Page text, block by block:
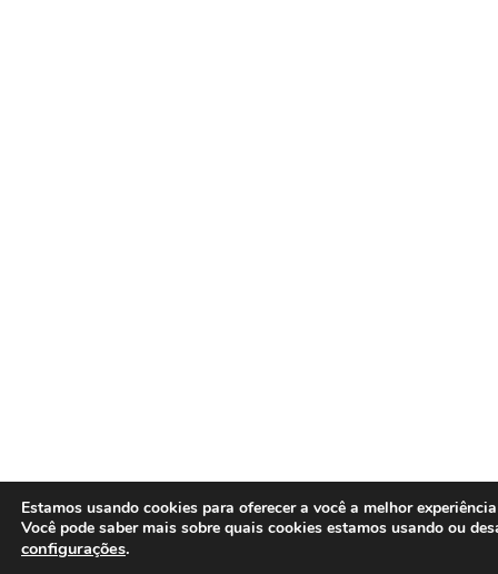
Estamos usando cookies para oferecer a você a melhor
Você pode saber mais sobre quais cookies estamos usando ou
configurações.